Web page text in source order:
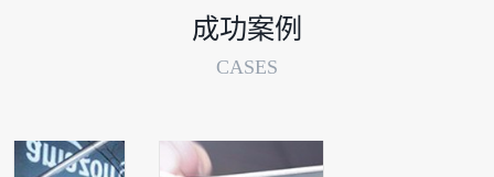
成功案例
CASES